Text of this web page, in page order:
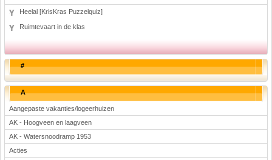
Heelal [KrisKras Puzzelquiz]
Ruimtevaart in de klas
#
A
Aangepaste vakanties/logeerhuizen
AK - Hoogveen en laagveen
AK - Watersnoodramp 1953
Acties